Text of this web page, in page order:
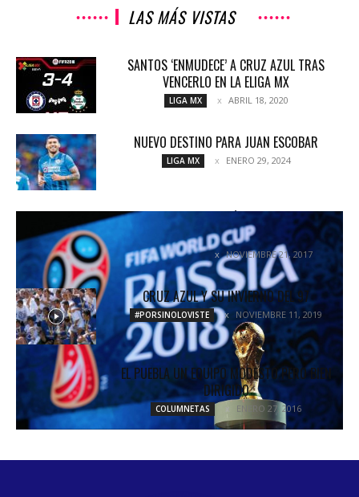
LAS MÁS VISTAS
SANTOS ‘ENMUDECE’ A CRUZ AZUL TRAS
VENCERLO EN LA ELIGA MX
LIGA MX ABRIL 18, 2020
NUEVO DESTINO PARA JUAN ESCOBAR
LIGA MX ENERO 29, 2024
EL SORTEO FINAL TENDRÁ LUGAR EL VIERNES 1
DE DICIEMBRE
COLUMNETAS NOVIEMBRE 21, 2017
CRUZ AZUL Y SU INVIERNO DEL 97
#PORSINOLOVISTE NOVIEMBRE 11, 2019
EL PUEBLA UN EQUIPO MODESTO PERO BIEN
DIRIGIDO
COLUMNETAS ENERO 27, 2016